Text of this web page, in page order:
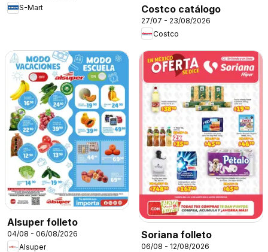
S-Mart
Costco catálogo
27/07 - 23/08/2026
Costco
Alsuper folleto
04/08 - 06/08/2026
Alsuper
Soriana folleto
06/08 - 12/08/2026